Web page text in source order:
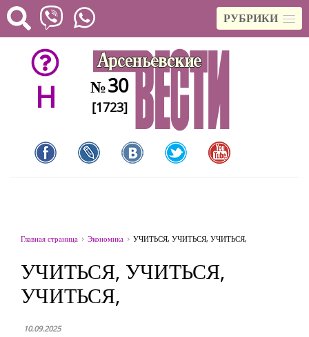
РУБРИКИ
H №30
[1723]
Главная страница Экономика УЧИТЬСЯ, УЧИТЬСЯ, УЧИТЬСЯ,
УЧИТЬСЯ, УЧИТЬСЯ,
УЧИТЬСЯ,
10.09.2025